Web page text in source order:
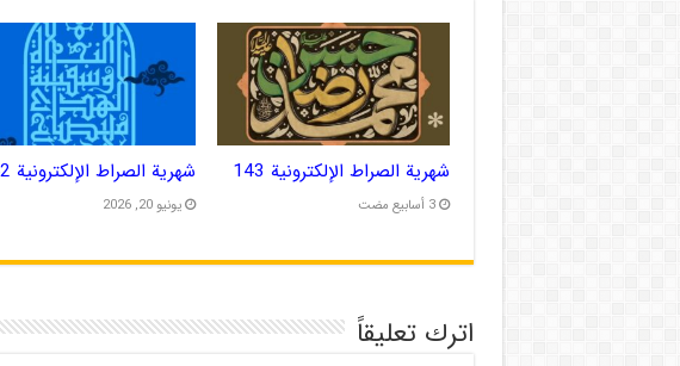
شهریة الصراط الإلكترونية 143
‏3 أسابيع مضت
شهریة الصراط الإلكترونية 142
يونيو 20, 2026
اترك تعليقاً